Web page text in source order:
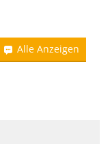
Alle Anzeigen